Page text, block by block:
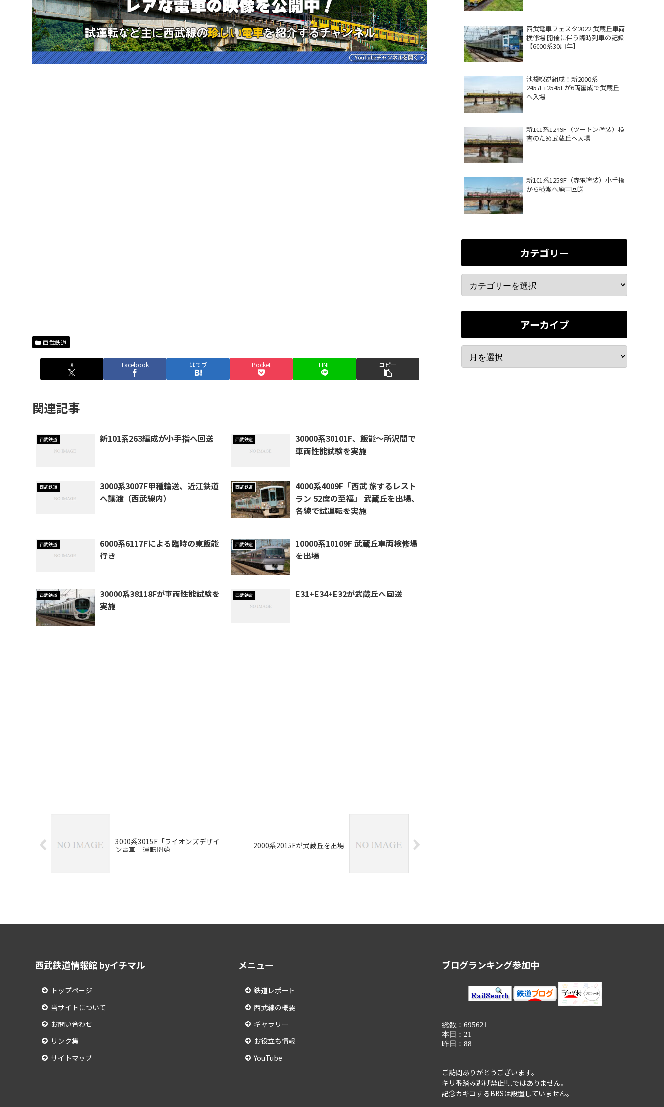
西武鉄道
X Facebook はてブ Pocket LINE コピー
関連記事
西武鉄道 新101系263編成が小手指へ回送 西武鉄道
30000系30101F、飯能～所沢間で
車両性能試験を実施
西武鉄道
3000系3007F甲種輸送、近江鉄道
へ譲渡（西武線内）
西武鉄道
4000系4009F「西武 旅するレスト
ラン 52席の至福」 武蔵丘を出場、
各線で試運転を実施
西武鉄道
6000系6117Fによる臨時の東飯能
行き
西武鉄道
10000系10109F 武蔵丘車両検修場
を出場
西武鉄道
30000系38118Fが車両性能試験を
実施
西武鉄道 E31+E34+E32が武蔵丘へ回送
3000系3015F「ライオンズデザイ
ン電車」運転開始
2000系2015Fが武蔵丘を出場
西武電車フェスタ2022 武蔵丘車両
検修場 開催に伴う臨時列車の記録
【6000系30周年】
池袋線逆組成！新2000系
2457F+2545Fが6両編成で武蔵丘
へ入場
新101系1249F（ツートン塗装）検
査のため武蔵丘へ入場
新101系1259F（赤電塗装）小手指
から横瀬へ廃車回送
カテゴリー
アーカイブ
西武鉄道情報館 byイチマル
トップページ
当サイトについて
お問い合わせ
リンク集
サイトマップ
メニュー
鉄道レポート
西武線の概要
ギャラリー
お役立ち情報
YouTube
ブログランキング参加中
ご訪問ありがとうございます。
キリ番踏み逃げ禁止!!...ではありません。
記念カキコするBBSは設置していません。